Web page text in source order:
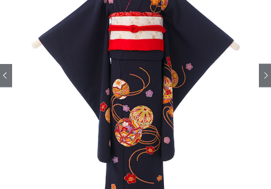
お客様はこちら
着物の種類から探す
七五三レンタル
訪問着・付下げレンタル